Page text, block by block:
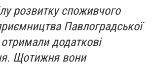
розвитку споживчого
Павлоградської
додаткові
Щотижня вони